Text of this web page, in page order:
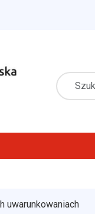
Szukaj
uwarunkowaniach